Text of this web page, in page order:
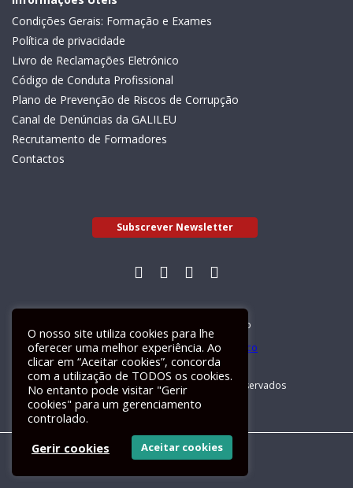
Condições Gerais: Formação e Exames
Política de privacidade
Livro de Reclamações Eletrónico
Código de Conduta Profissional
Plano de Prevenção de Riscos de Corrupção
Canal de Denúncias da GALILEU
Recrutamento de Formadores
Contactos
Subscrever Newsletter
Livro de Reclamações Electrónico
GALILEU 2026 © Todos os direitos reservados
Um siteActiveMedia
O nosso site utiliza cookies para lhe
oferecer uma melhor experiência. Ao
clicar em “Aceitar cookies”, concorda
com a utilização de TODOS os cookies.
No entanto pode visitar "Gerir
cookies" para um gerenciamento
controlado.
Gerir cookies
Aceitar cookies